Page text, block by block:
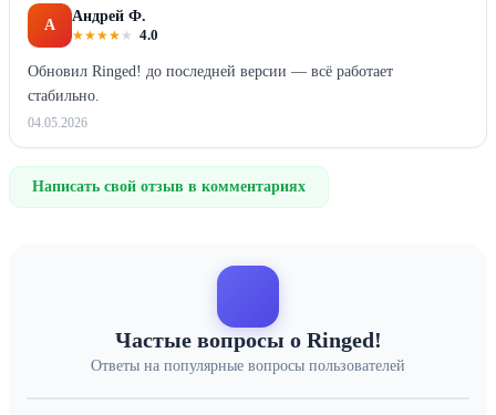
А
Андрей Ф.
★★★★ ★ 4.0
Обновил Ringed! до последней версии — всё работает
стабильно.
04.05.2026
Написать свой отзыв в комментариях
Частые вопросы о Ringed!
Ответы на популярные вопросы пользователей